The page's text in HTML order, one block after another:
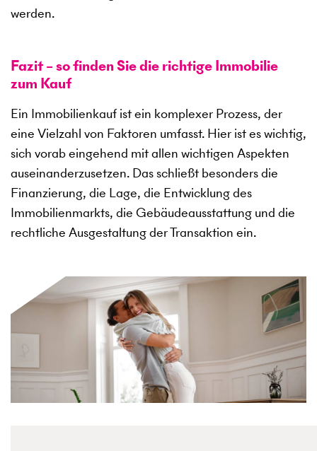
werden.
Fazit – so finden Sie die richtige Immobilie
zum Kauf
Ein Immobilienkauf ist ein komplexer Prozess, der
eine Vielzahl von Faktoren umfasst. Hier ist es wichtig,
sich vorab eingehend mit allen wichtigen Aspekten
auseinanderzusetzen. Das schließt besonders die
Finanzierung, die Lage, die Entwicklung des
Immobilienmarkts, die Gebäudeausstattung und die
rechtliche Ausgestaltung der Transaktion ein.